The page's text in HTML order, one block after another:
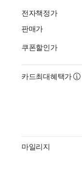
전자책정가
판매가
쿠폰할인가
카드최대혜택가
마일리지